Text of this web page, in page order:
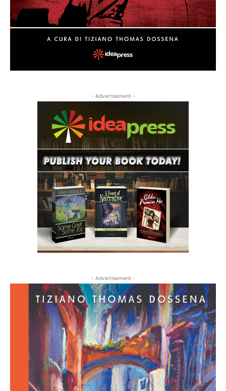
- Advertisement -
- Advertisement -